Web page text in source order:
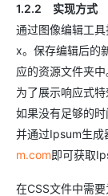
1.2.2 实现方式
通过图像编辑工
x。保存编辑后的
应的资源文件夹中
为了展示响应式
如果没有足够的
并通过Ipsum生成
m.com即可获取
在CSS文件中需